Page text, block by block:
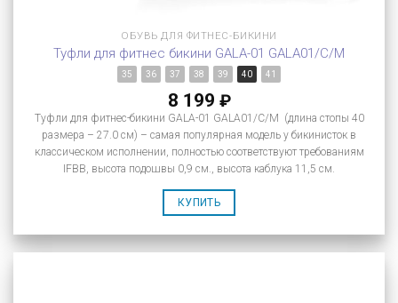
ОБУВЬ ДЛЯ ФИТНЕС-БИКИНИ
Туфли для фитнес бикини GALA-01 GALA01/C/M
35 36 37 38 39 40 41
8 199 ₽
Туфли для фитнес-бикини GALA-01 GALA01/C/M (длина стопы 40
размера – 27.0 см) – самая популярная модель у бикинисток в
классическом исполнении, полностью соответствуют требованиям
IFBB, высота подошвы 0,9 см., высота каблука 11,5 см.
КУПИТЬ